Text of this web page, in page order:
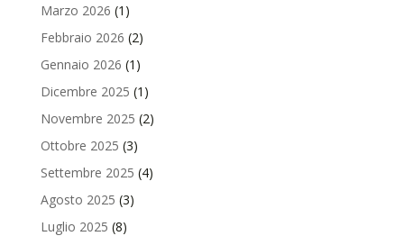
Marzo 2026 (1)
Febbraio 2026 (2)
Gennaio 2026 (1)
Dicembre 2025 (1)
Novembre 2025 (2)
Ottobre 2025 (3)
Settembre 2025 (4)
Agosto 2025 (3)
Luglio 2025 (8)